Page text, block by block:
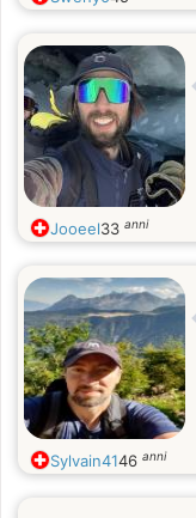
Jooeel33 anni
Sylvain4146 anni